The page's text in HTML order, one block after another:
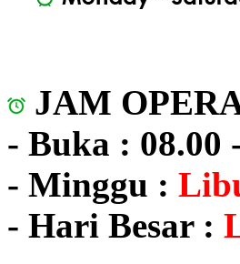
JAM
- Buka : 08.00
- Minggu :
- Hari Besar :